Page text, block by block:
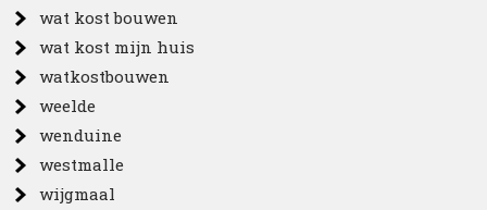
wat kost bouwen
wat kost mijn huis
watkostbouwen
weelde
wenduine
westmalle
wijgmaal